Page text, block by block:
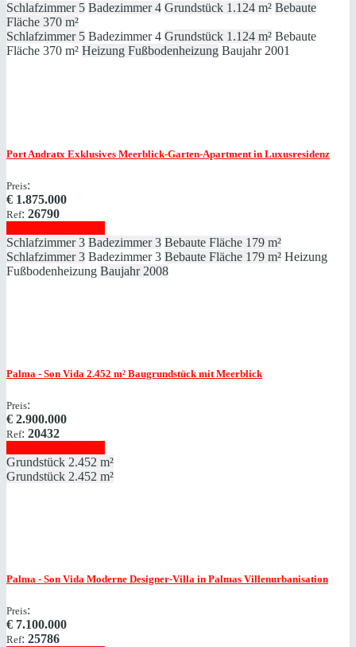
Schlafzimmer 5 Badezimmer 4 Grundstück 1.124 m² Bebaute
Fläche 370 m²
Schlafzimmer 5 Badezimmer 4 Grundstück 1.124 m² Bebaute
Fläche 370 m² Heizung Fußbodenheizung Baujahr 2001
Port Andratx Exklusives Meerblick-Garten-Apartment in Luxusresidenz
Preis:
€ 1.875.000
Ref: 26790
Schlafzimmer 3 Badezimmer 3 Bebaute Fläche 179 m²
Schlafzimmer 3 Badezimmer 3 Bebaute Fläche 179 m² Heizung
Fußbodenheizung Baujahr 2008
Palma - Son Vida 2.452 m² Baugrundstück mit Meerblick
Preis:
€ 2.900.000
Ref: 20432
Grundstück 2.452 m²
Grundstück 2.452 m²
Palma - Son Vida Moderne Designer-Villa in Palmas Villenurbanisation
Preis:
€ 7.100.000
Ref: 25786